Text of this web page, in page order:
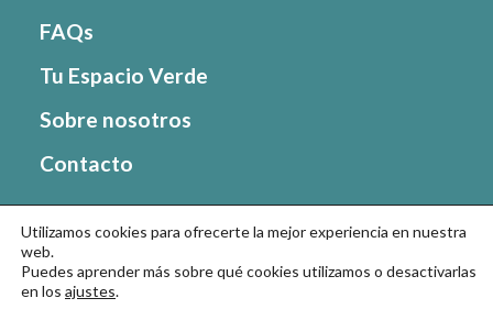
FAQs
Tu Espacio Verde
Sobre nosotros
Contacto
Ir al sitio web de Matabi
Utilizamos cookies para ofrecerte la mejor experiencia en nuestra
web.
Puedes aprender más sobre qué cookies utilizamos o desactivarlas
en los ajustes.